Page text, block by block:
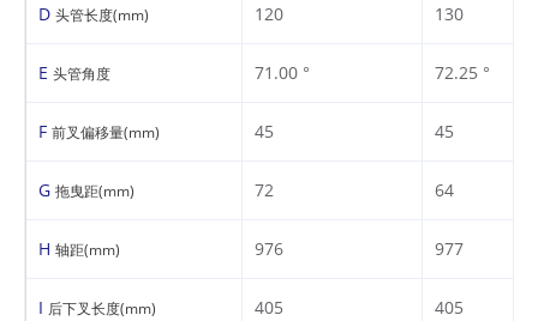
D 头管长度(mm) 120 130
E 头管角度 71.00 ° 72.25 °
F 前叉偏移量(mm) 45 45
G 拖曳距(mm) 72 64
H 轴距(mm) 976 977
I 后下叉长度(mm) 405 405